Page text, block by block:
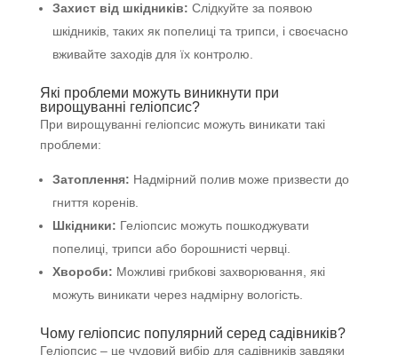
Захист від шкідників: Слідкуйте за появою
шкідників, таких як попелиці та трипси, і своєчасно
вживайте заходів для їх контролю.
Які проблеми можуть виникнути при
вирощуванні геліопсис?
При вирощуванні геліопсис можуть виникати такі
проблеми:
Затоплення: Надмірний полив може призвести до
гниття коренів.
Шкідники: Геліопсис можуть пошкоджувати
попелиці, трипси або борошнисті червці.
Хвороби: Можливі грибкові захворювання, які
можуть виникати через надмірну вологість.
Чому геліопсис популярний серед садівників?
Геліопсис – це чудовий вибір для садівників завдяки